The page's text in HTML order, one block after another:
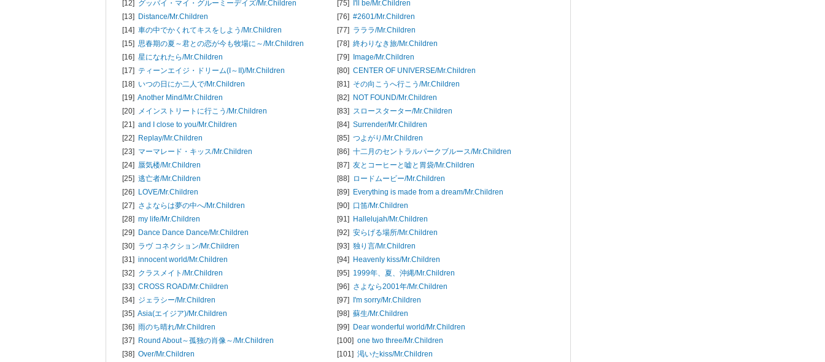
[12] グッバイ・マイ・グルーミーデイズ/Mr.Children
[13] Distance/Mr.Children
[14] 車の中でかくれてキスをしよう/Mr.Children
[15] 思春期の夏～君との恋が今も牧場に～/Mr.Children
[16] 星になれたら/Mr.Children
[17] ティーンエイジ・ドリーム(I～II)/Mr.Children
[18] いつの日にか二人で/Mr.Children
[19] Another Mind/Mr.Children
[20] メインストリートに行こう/Mr.Children
[21] and I close to you/Mr.Children
[22] Replay/Mr.Children
[23] マーマレード・キッス/Mr.Children
[24] 蜃気楼/Mr.Children
[25] 逃亡者/Mr.Children
[26] LOVE/Mr.Children
[27] さよならは夢の中へ/Mr.Children
[28] my life/Mr.Children
[29] Dance Dance Dance/Mr.Children
[30] ラヴ コネクション/Mr.Children
[31] innocent world/Mr.Children
[32] クラスメイト/Mr.Children
[33] CROSS ROAD/Mr.Children
[34] ジェラシー/Mr.Children
[35] Asia(エイジア)/Mr.Children
[36] 雨のち晴れ/Mr.Children
[37] Round About～孤独の肖像～/Mr.Children
[38] Over/Mr.Children
[75] I'll be/Mr.Children
[76] #2601/Mr.Children
[77] ラララ/Mr.Children
[78] 終わりなき旅/Mr.Children
[79] Image/Mr.Children
[80] CENTER OF UNIVERSE/Mr.Children
[81] その向こうへ行こう/Mr.Children
[82] NOT FOUND/Mr.Children
[83] スロースターター/Mr.Children
[84] Surrender/Mr.Children
[85] つよがり/Mr.Children
[86] 十二月のセントラルパークブルース/Mr.Children
[87] 友とコーヒーと嘘と胃袋/Mr.Children
[88] ロードムービー/Mr.Children
[89] Everything is made from a dream/Mr.Children
[90] 口笛/Mr.Children
[91] Hallelujah/Mr.Children
[92] 安らげる場所/Mr.Children
[93] 独り言/Mr.Children
[94] Heavenly kiss/Mr.Children
[95] 1999年、夏、沖縄/Mr.Children
[96] さよなら2001年/Mr.Children
[97] I'm sorry/Mr.Children
[98] 蘇生/Mr.Children
[99] Dear wonderful world/Mr.Children
[100] one two three/Mr.Children
[101] 渇いたkiss/Mr.Children